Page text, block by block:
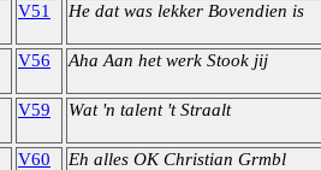
V51 He dat was lekker Bovendien is
V56 Aha Aan het werk Stook jij
V59 Wat 'n talent 't Straalt
V60 Eh alles OK Christian Grmbl